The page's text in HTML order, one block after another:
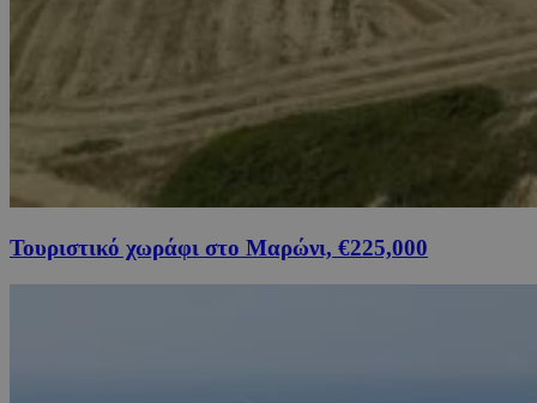
Τουριστικό χωράφι στο Μαρώνι, €225,000